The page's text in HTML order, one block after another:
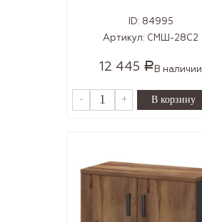
ID: 84995
Артикул: СМШ-28С2
12 445 Р В наличии
- +